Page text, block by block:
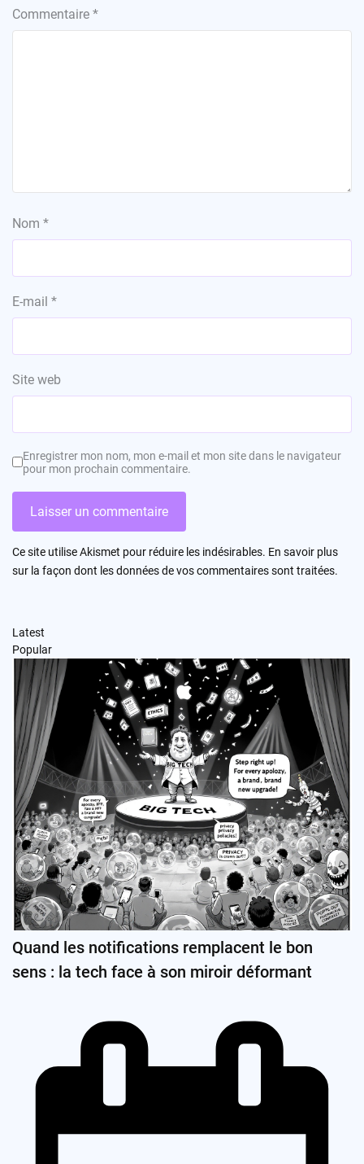
Commentaire *
Nom *
E-mail *
Site web
Enregistrer mon nom, mon e-mail et mon site dans le navigateur
pour mon prochain commentaire.
Ce site utilise Akismet pour réduire les indésirables. En savoir plus
sur la façon dont les données de vos commentaires sont traitées.
Latest
Popular
Quand les notifications remplacent le bon
sens : la tech face à son miroir déformant